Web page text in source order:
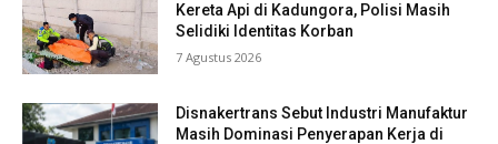
Kereta Api di Kadungora, Polisi Masih
Selidiki Identitas Korban
7 Agustus 2026
Disnakertrans Sebut Industri Manufaktur
Masih Dominasi Penyerapan Kerja di